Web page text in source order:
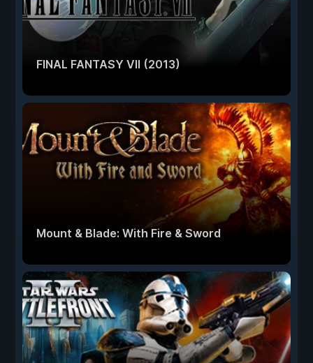
FINAL FANTASY VII (2013)
Mount & Blade: With Fire & Sword